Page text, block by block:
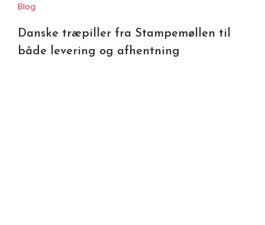
Blog
Danske træpiller fra Stampemøllen til
både levering og afhentning